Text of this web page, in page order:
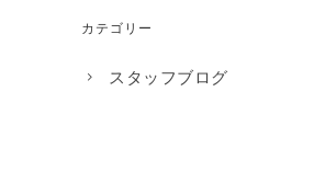
カテゴリー
スタッフブログ